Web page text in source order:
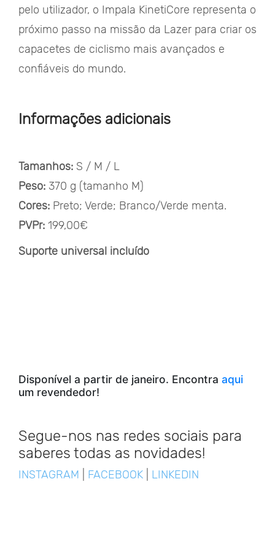
pelo utilizador, o Impala KinetiCore representa o
próximo passo na missão da Lazer para criar os
capacetes de ciclismo mais avançados e
confiáveis do mundo.
Informações adicionais
Tamanhos: S / M / L
Peso: 370 g (tamanho M)
Cores: Preto; Verde; Branco/Verde menta.
PVPr: 199,00€
Suporte universal incluído
Disponível a partir de janeiro. Encontra aqui
um revendedor!
Segue-nos nas redes sociais para
saberes todas as novidades!
INSTAGRAM FACEBOOK LINKEDIN